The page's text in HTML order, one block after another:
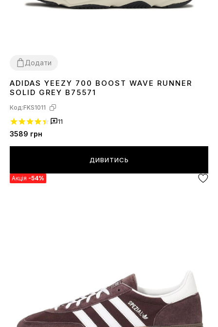
Додати
36 3738 39 40
ADIDAS YEEZY 700 BOOST WAVE RUNNER
SOLID GREY B75571
Код:FKS1011
11
3589 грн
ДИВИТИСЬ
Акція -54%